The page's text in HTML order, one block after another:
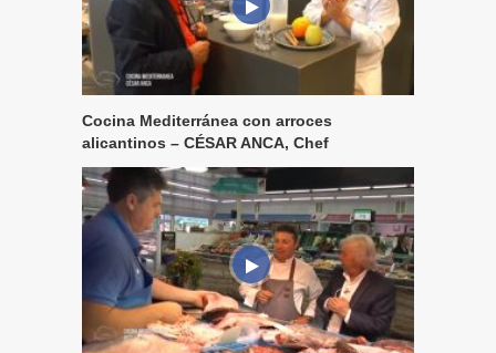
Cocina Mediterránea con arroces
alicantinos – CÉSAR ANCA, Chef